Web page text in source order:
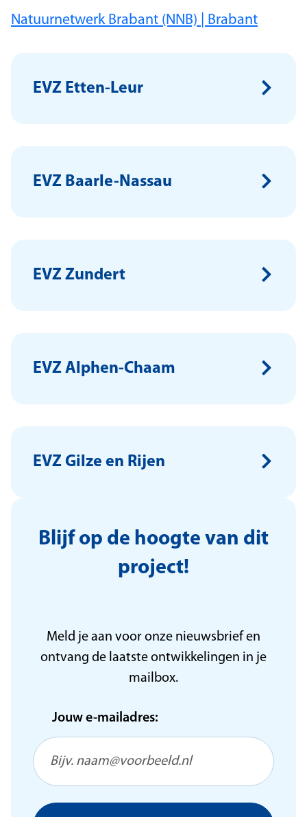
Natuurnetwerk Brabant (NNB) | Brabant
EVZ Etten-Leur
EVZ Baarle-Nassau
EVZ Zundert
EVZ Alphen-Chaam
EVZ Gilze en Rijen
Blijf op de hoogte van dit
project!
Meld je aan voor onze nieuwsbrief en
ontvang de laatste ontwikkelingen in je
mailbox.
Jouw e-mailadres: